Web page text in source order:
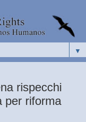
▼
rispecchi
per riforma